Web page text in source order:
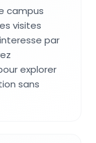
campus
visites
par
explorer
sans